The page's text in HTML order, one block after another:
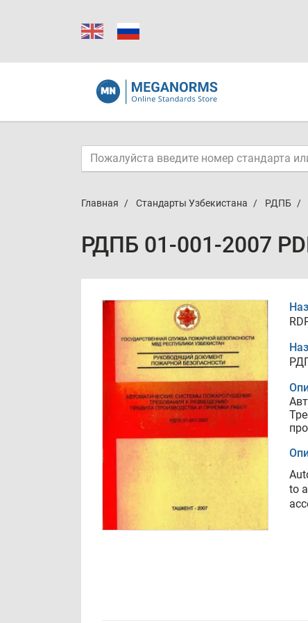
Главная Стандарты Узбекистана РДПБ
РДПБ 01-001-2007
to